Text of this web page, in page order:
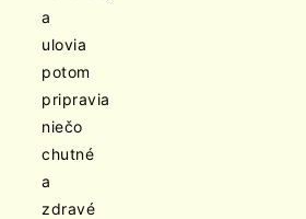
a
ulovia
potom
pripravia
niečo
chutné
a
zdravé